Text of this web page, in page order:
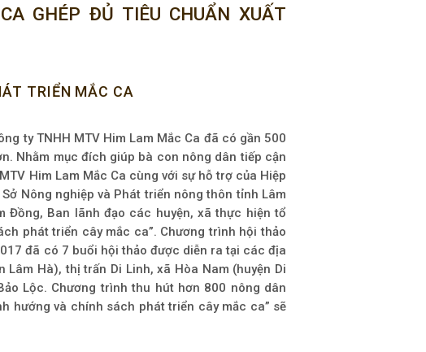
GHÉP ĐỦ TIÊU CHUẨN XUẤT
TRIỂN MẮC CA
ty TNHH MTV Him Lam Mắc Ca đã có gần 500
Nhằm mục đích giúp bà con nông dân tiếp cận
Him Lam Mắc Ca cùng với sự hỗ trợ của Hiệp
Nông nghiệp và Phát triển nông thôn tỉnh Lâm
Đồng, Ban lãnh đạo các huyện, xã thực hiện tổ
phát triển cây mắc ca”. Chương trình hội thảo
đã có 7 buổi hội thảo được diễn ra tại các địa
Hà), thị trấn Di Linh, xã Hòa Nam (huyện Di
Lộc. Chương trình thu hút hơn 800 nông dân
hướng và chính sách phát triển cây mắc ca” sẽ